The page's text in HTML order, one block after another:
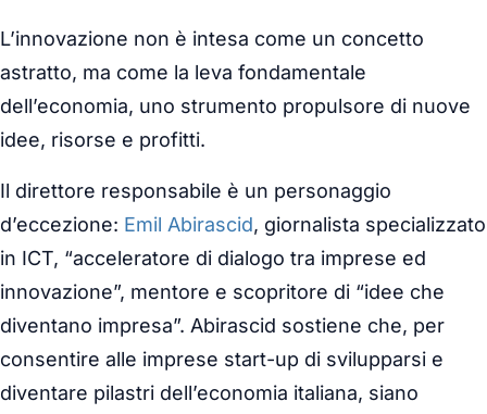
L’innovazione non è intesa come un concetto
astratto, ma come la leva fondamentale
dell’economia, uno strumento propulsore di nuove
idee, risorse e profitti.
Il direttore responsabile è un personaggio
d’eccezione: Emil Abirascid, giornalista specializzato
in ICT, “acceleratore di dialogo tra imprese ed
innovazione”, mentore e scopritore di “idee che
diventano impresa”. Abirascid sostiene che, per
consentire alle imprese start-up di svilupparsi e
diventare pilastri dell’economia italiana, siano